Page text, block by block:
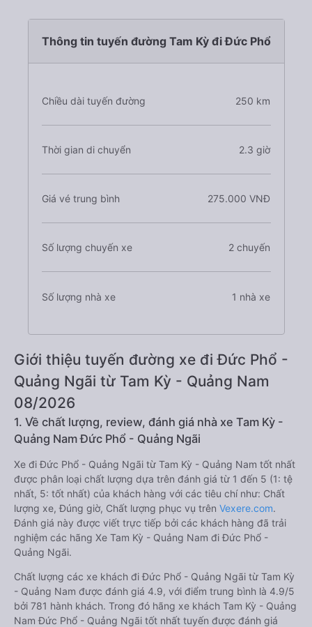
Thông tin tuyến đường Tam Kỳ đi Đức Phổ
Chiều dài tuyến đường 250 km
Thời gian di chuyển 2.3 giờ
Giá vé trung bình 275.000 VNĐ
Số lượng chuyến xe 2 chuyến
Số lượng nhà xe 1 nhà xe
Giới thiệu tuyến đường xe đi Đức Phổ -
Quảng Ngãi từ Tam Kỳ - Quảng Nam
08/2026
1. Về chất lượng, review, đánh giá nhà xe Tam Kỳ -
Quảng Nam Đức Phổ - Quảng Ngãi
Xe đi Đức Phổ - Quảng Ngãi từ Tam Kỳ - Quảng Nam tốt nhất
được phân loại chất lượng dựa trên đánh giá từ 1 đến 5 (1: tệ
nhất, 5: tốt nhất) của khách hàng với các tiêu chí như: Chất
lượng xe, Đúng giờ, Chất lượng phục vụ trên Vexere.com.
Đánh giá này được viết trực tiếp bởi các khách hàng đã trải
nghiệm các hãng Xe Tam Kỳ - Quảng Nam đi Đức Phổ -
Quảng Ngãi.
Chất lượng các xe khách đi Đức Phổ - Quảng Ngãi từ Tam Kỳ
- Quảng Nam được đánh giá 4.9, với điểm trung bình là 4.9/5
bởi 781 hành khách. Trong đó hãng xe khách Tam Kỳ - Quảng
Nam Đức Phổ - Quảng Ngãi tốt nhất tuyến được đánh giá